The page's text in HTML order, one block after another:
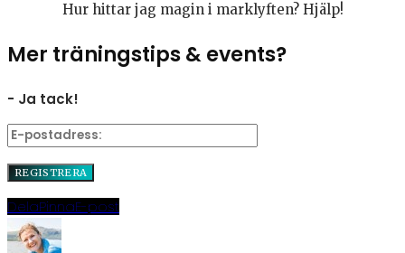
Hur hittar jag magin i marklyften? Hjälp!
Mer träningstips & events?
- Ja tack!
DelaPinnaE-post